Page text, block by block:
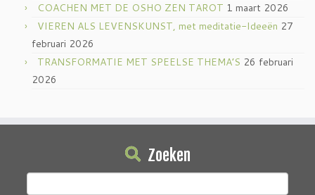
COACHEN MET DE OSHO ZEN TAROT 1 maart 2026
VIEREN ALS LEVENSKUNST, met meditatie-Ideeën 27
februari 2026
TRANSFORMATIE MET SPEELSE THEMA’S 26 februari
2026
Zoeken